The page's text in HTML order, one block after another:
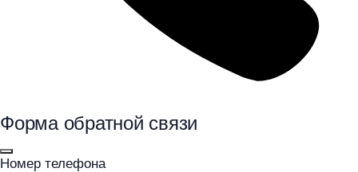
Форма обратной связи
Номер телефона